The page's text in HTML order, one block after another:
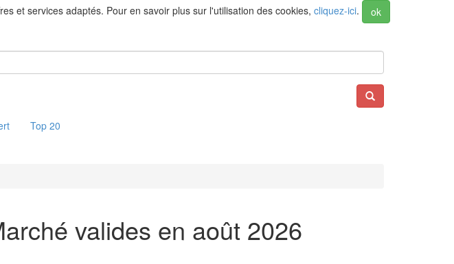
et services adaptés. Pour en savoir plus sur l'utilisation des cookies, cliquez-ici. ok
Top 20
valides en août 2026